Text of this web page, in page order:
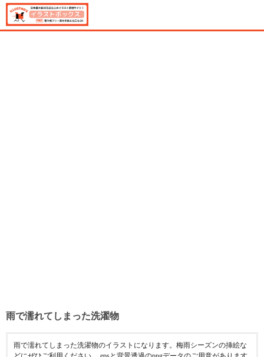
雨で濡れてしまった洗濯物
雨で濡れてしまった洗濯物のイラストになります。梅雨シーズンの挿絵な